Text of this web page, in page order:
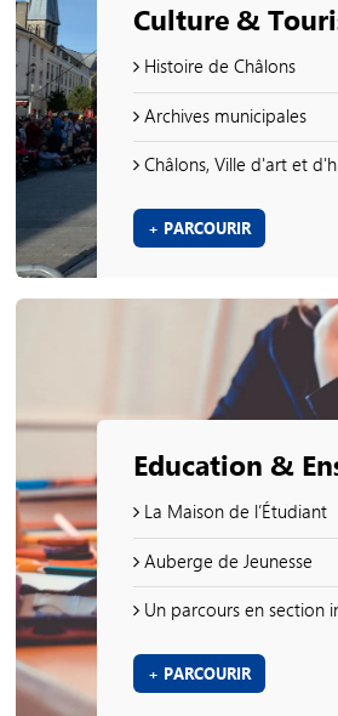
Culture &
Histoire de Châlons
Archives municipales
Châlons, Ville d'art et
+ PARCOURIR
Education &
La Maison de l’Étudiant
Auberge de Jeunesse
Un parcours en section
+ PARCOURIR